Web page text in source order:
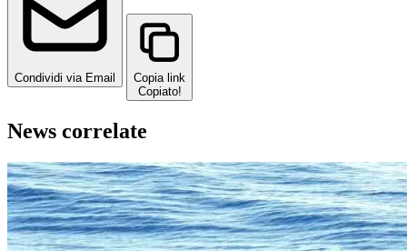
Condividi via Email
Copia link
Copiato!
News correlate